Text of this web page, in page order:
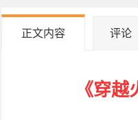
正文内容 评论
《穿